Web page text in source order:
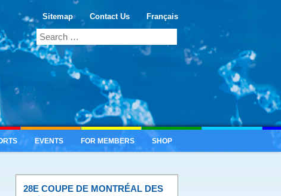
EVENTS FOR MEMBERS SHOP
28E COUPE DE MONTRÉAL DES
Sitemap Contact Us Français